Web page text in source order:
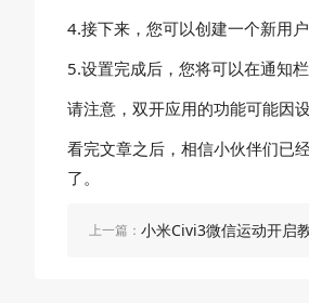
4.接下来，您可以创建一个新用
5.设置完成后，您将可以在通知
请注意，双开应用的功能可能因
看完文章之后，相信小伙伴们已
了。
上一篇： 小米Civi3微信运动开启